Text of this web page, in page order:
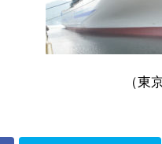
州フェ